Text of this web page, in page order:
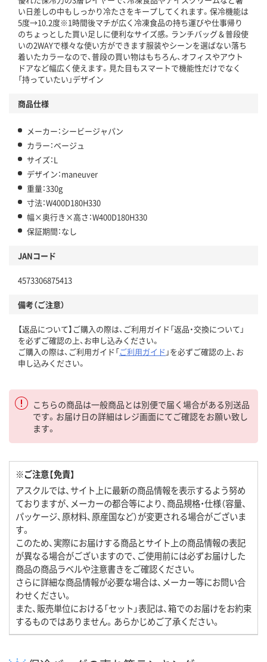
い日差しの中もしっかり冷たさをキープしてくれます。保冷機能は
5度→10.2度※1時間後マチが広く冷凍食品の持ち運びや仕事帰り
のちょっとした買い足しに便利なサイズ感。ランチバッグ＆普段使
いの2WAYで様々な使い方ができます服装やシーンを選ばない落ち
着いたカラーなので、普段の買い物はもちろん、オフィスやアウト
ドアなど幅広く使えます。見た目もスマートで機能性だけでなく
「持っていたい」デザイン
商品仕様
メーカー：シービージャパン
カラー：ベージュ
サイズ：L
デザイン：maneuver
重量：330g
寸法：W400D180H330
幅×奥行き×高さ：W400D180H330
保証期間：なし
JANコード
4573306875413
備考（ご注意）
【返品について】ご購入の際は、ご利用ガイド「返品・交換について」
を必ずご確認の上、お申し込みください。
ご購入の際は、ご利用ガイド「ご利用ガイド 」を必ずご確認の上、お
申し込みください。
こちらの商品は一般商品とは別便で届く場合がある別送品
です。お届け日の詳細はレジ画面にてご確認をお願い致し
ます。
※ご注意【免責】
アスクルでは、サイト上に最新の商品情報を表示するよう努め
ておりますが、メーカーの都合等により、商品規格・仕様（容量、
パッケージ、原材料、原産国など）が変更される場合がございま
す。
このため、実際にお届けする商品とサイト上の商品情報の表記
が異なる場合がございますので、ご使用前には必ずお届けした
商品の商品ラベルや注意書きをご確認ください。
さらに詳細な商品情報が必要な場合は、メーカー等にお問い合
わせください。
また、販売単位における「セット」表記は、箱でのお届けをお約束
するものではありません。あらかじめご了承ください。